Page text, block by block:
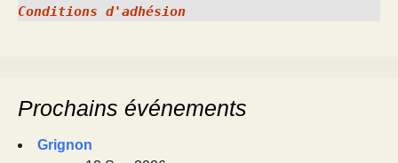
Conditions d'adhésion
Prochains événements
Grignon